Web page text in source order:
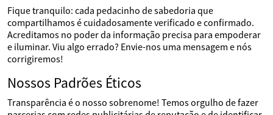
Fique tranquilo: cada pedacinho de sabedoria que
compartilhamos é cuidadosamente verificado e confirmado.
Acreditamos no poder da informação precisa para empoderar
e iluminar. Viu algo errado? Envie-nos uma mensagem e nós
corrigiremos!
Nossos Padrões Éticos
Transparência é o nosso sobrenome! Temos orgulho de fazer